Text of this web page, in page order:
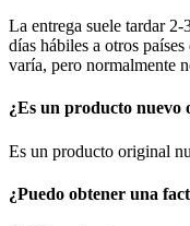
La entrega suele tardar
días hábiles a otros
varía, pero normalmente
¿Es un producto nuevo
Es un producto original
¿Puedo obtener una